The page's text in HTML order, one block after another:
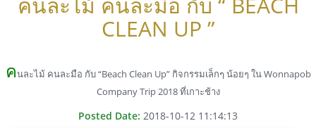
CLEAN UP ”
คนละไม้ คนละมือ กับ “Beach Clean Up” กิจกรรมเล็กๆ น้อยๆ ใน Wonnapob
Company Trip 2018 ที่เกาะช้าง
Posted Date: 2018-10-12 11:14:13